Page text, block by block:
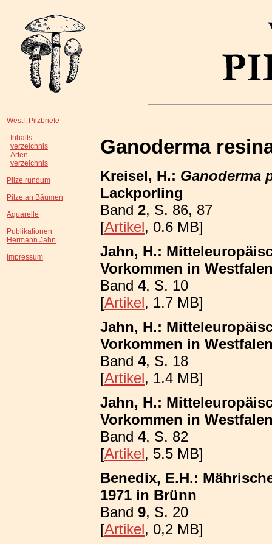
Westf. Pilzbriefe
Inhalts-
verzeichnis
Arten-
verzeichnis
Pilze rundum
Pilze an Bäumen
Aquarelle
Publikationen
Hermann Jahn
Impressum
Ganoderma
Kreisel, H.: Ganoderma
Lackporling
Band 2, S. 86, 87
[Artikel, 0.6 MB]
Jahn, H.:
Vorkommen in
Band 4, S. 10
[Artikel, 1.7 MB]
Jahn, H.:
Vorkommen in
Band 4, S. 18
[Artikel, 1.4 MB]
Jahn, H.:
Vorkommen in
Band 4, S. 82
[Artikel, 5.5 MB]
Benedix, E.H.:
1971 in Brünn
Band 9, S. 20
[Artikel, 0,2 MB]